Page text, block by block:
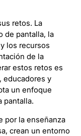
retos. La
de pantalla, la
los recursos
de la
estos retos es
educadores y
un enfoque
pantalla.
por la enseñanza
crean un entorno